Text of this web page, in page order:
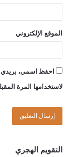
الموقع الإلكتروني
احفظ اسمي، بريدي
لاستخدامها المرة
التقويم الهجري